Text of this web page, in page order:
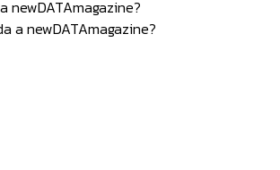
newDATAmagazine?
a newDATAmagazine?